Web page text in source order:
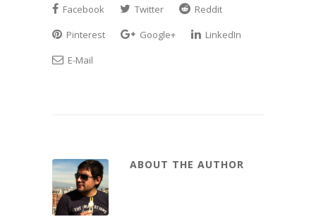
Facebook Twitter
Reddit
Pinterest
Google+
LinkedIn
E-Mail
ABOUT THE AUTHOR